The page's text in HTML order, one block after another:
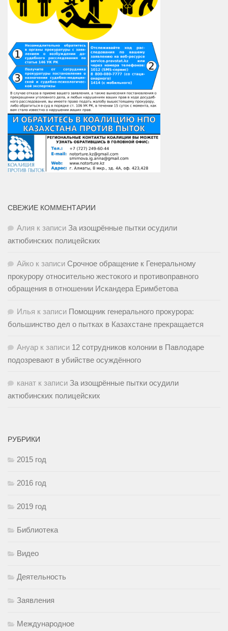
СВЕЖИЕ КОММЕНТАРИИ
Алия к записи За изощрённые пытки осудили
актюбинских полицейских
Айко к записи Срочное обращение к Генеральному
прокурору относительно жестокого и противоправного
обращения в отношении Искандера Еримбетова
Илья к записи Помощник генерального прокурора:
большинство дел о пытках в Казахстане прекращается
Ануар к записи 12 сотрудников колонии в Павлодаре
подозревают в убийстве осуждённого
канат к записи За изощрённые пытки осудили
актюбинских полицейских
РУБРИКИ
2015 год
2016 год
2019 год
Библиотека
Видео
Деятельность
Заявления
Международное